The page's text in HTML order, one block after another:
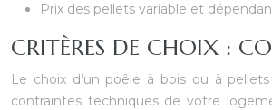
Prix des pellets variable et
CRITÈRES DE CHOIX :
Le choix d’un poêle à bois ou à
contraintes techniques de votre